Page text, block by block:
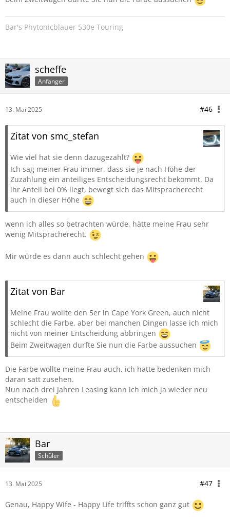
Bar's Phytonicblauer 530e Touring
scheffe
Anfänger
13. Mai 2025 #46
Zitat von smc_stefan
Wie viel hat sie denn dazugezahlt?
Ich sag meiner Frau immer, dass sie je nach Höhe der
Zuzahlung ein anteiliges Entscheidungsrecht bekommt. Da
ihr Anteil bei 0% liegt, bewegt sich das Mitspracherecht
auch in dieser Höhe
wenn ich alles so betrachten würde, hätte meine Frau sehr
wenig Mitspracherecht.
Mir würde es dann auch schlecht gehen
Zitat von Bar
Meine Frau wollte den 5er in Cape York Green, auch nicht
schlecht die Farbe, aber bei manchen Dingen lasse ich mich
nicht von meiner Entscheidung abbringen
Beim Zweitwagen durfte Sie nun die Farbe aussuchen
Die Farbe wollte meine Frau auch, ich hatte bedenken mich
daran satt zusehen.
Nun nach drei Jahren Leasing kann ich mich ja wieder neu
entscheiden
Bar
Schüler
13. Mai 2025 #47
Genau, Happy Wife - Happy Life triffts schon ganz gut